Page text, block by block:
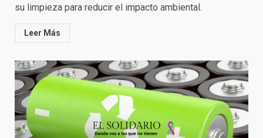
su limpieza para reducir el impacto ambiental.
Leer Más